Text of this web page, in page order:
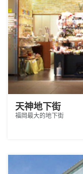
天神地下街
福岡最大的地下街